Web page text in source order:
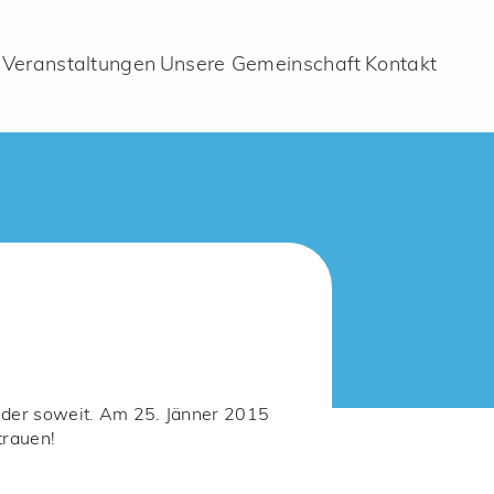
Veranstaltungen Unsere Gemeinschaft Kontakt
soweit. Am 25. Jänner 2015